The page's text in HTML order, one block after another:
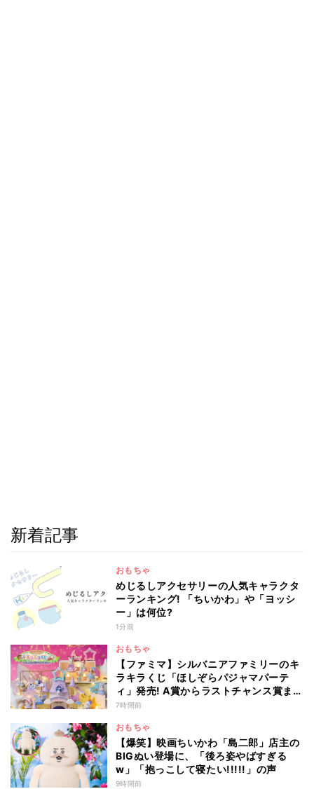
新着記事
おもちゃ
めじるしアクセサリーの人気キャラクタ
ーランキング! 「ちいかわ」や「ヨッシ
ー」は何位?
1分前
おもちゃ
【ファミマ】シルバニアファミリーのキ
ラキラくじ「ほしぞらパジャマパーテ
ィ」発売! A賞からラストチャンス賞まで
を一覧で紹介
7時間前
おもちゃ
【爆笑】映画ちいかわ「島二郎」店主の
BIGぬい登場に、「後ろ姿やばすぎる
w」「抱っこして寝たい!!!!!」の声
9時間前